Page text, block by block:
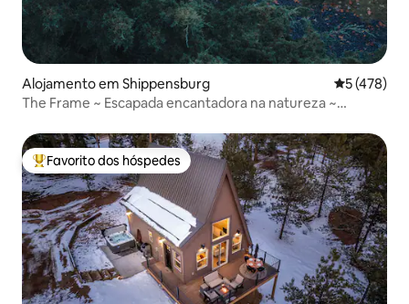
Alojamento em Shippensburg
5 (478)
The Frame ~ Escapada encantadora na natureza ~
Favoritos dos hóspedes mais apreciados
Favorito dos hóspedes